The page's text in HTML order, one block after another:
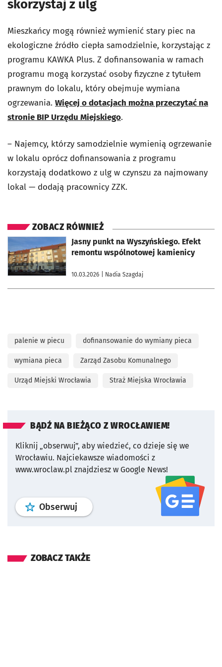
skorzystaj z ulg
Mieszkańcy mogą również wymienić stary piec na
ekologiczne źródło ciepła samodzielnie, korzystając z
programu KAWKA Plus. Z dofinansowania w ramach
programu mogą korzystać osoby fizyczne z tytułem
prawnym do lokalu, który obejmuje wymiana
ogrzewania. Więcej o dotacjach można przeczytać na
stronie BIP Urzędu Miejskiego.
– Najemcy, którzy samodzielnie wymienią ogrzewanie
w lokalu oprócz dofinansowania z programu
korzystają dodatkowo z ulg w czynszu za najmowany
lokal — dodają pracownicy ZZK.
ZOBACZ RÓWNIEŻ
Jasny punkt na Wyszyńskiego. Efekt
remontu wspólnotowej kamienicy
10.03.2026 | Nadia Szagdaj
otworzy się w nowej karcie
palenie w piecu dofinansowanie do wymiany pieca
wymiana pieca Zarząd Zasobu Komunalnego
Urząd Miejski Wrocławia Straż Miejska Wrocławia
BĄDŹ NA BIEŻĄCO Z WROCŁAWIEM!
Kliknij „obserwuj”, aby wiedzieć, co dzieje się we
Wrocławiu. Najciekawsze wiadomości z
www.wroclaw.pl znajdziesz w Google News!
Obserwuj profil serwisu
ZOBACZ TAKŻE